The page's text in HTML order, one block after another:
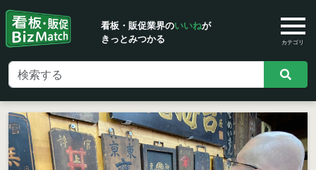
看板・販促業界のいいねが
きっとみつかる
カテゴリ